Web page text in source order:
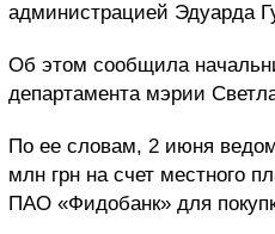
администрацией Эдуарда
Об этом сообщила
департамента мэрии
По ее словам, 2 июня
млн грн на счет местного
ПАО «Фидобанк» для